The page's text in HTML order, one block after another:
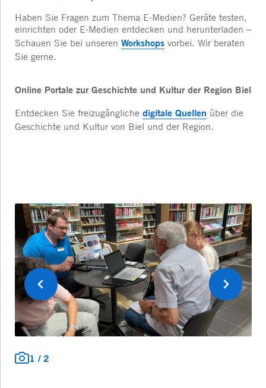
Haben Sie Fragen zum Thema E-Medien? Geräte testen,
einrichten oder E-Medien entdecken und herunterladen –
Schauen Sie bei unseren Workshops vorbei. Wir beraten
Sie gerne.
Online Portale zur Geschichte und Kultur der Region Biel
Entdecken Sie freizugängliche digitale Quellen über die
Geschichte und Kultur von Biel und der Region.
1 /2
Vorherige Weiter